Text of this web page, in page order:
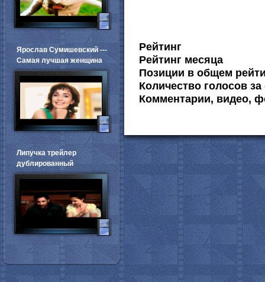
Рейтинг
Рейтинг месяца
Позиции в общем
Количество голосов за
Комментарии, видео,
Ярослав Сумишевский ---
Самая лучшая женщина
Липучка трейлер
дублированный